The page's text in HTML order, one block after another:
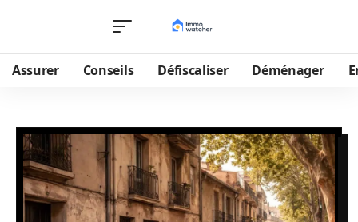
Assurer Conseils Défiscaliser Déménager